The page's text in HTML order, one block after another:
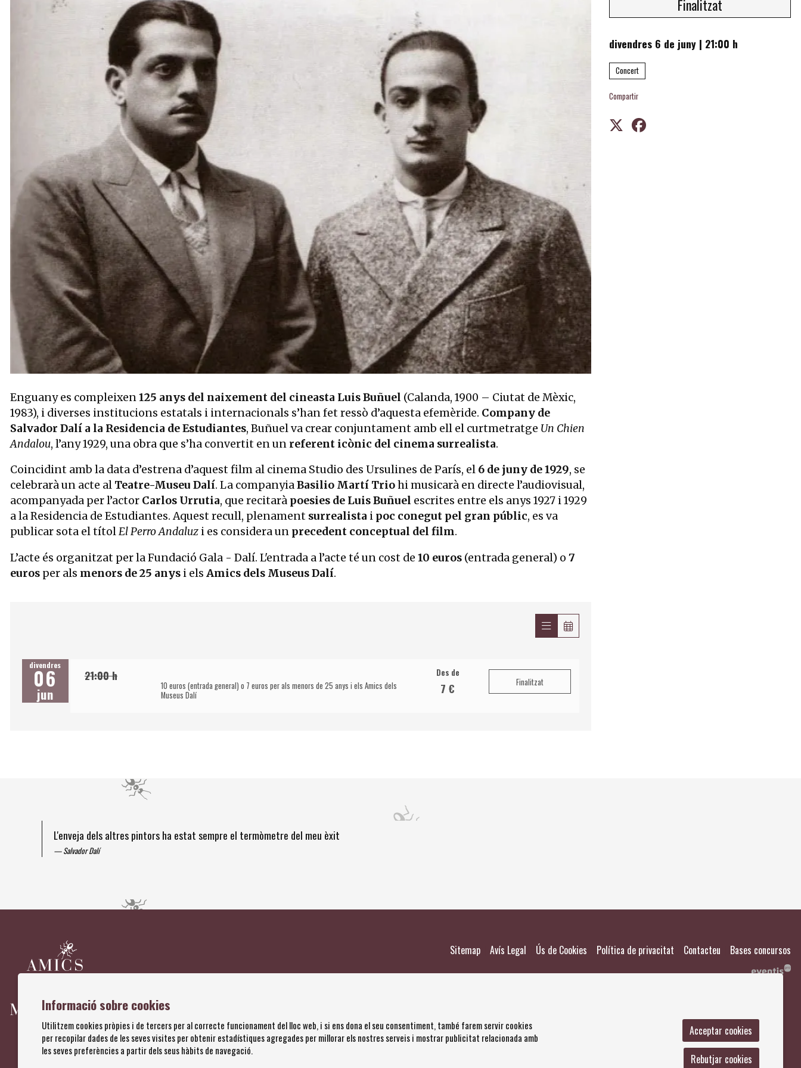
Finalitzat
divendres 6 de juny | 21:00 h
Concert
Compartir
Enguany es compleixen125 anys del naixement del cineasta Luis Buñuel (Calanda, 1900 – Ciutat de Mèxic,
1983), i diverses institucions estatals i internacionals s’han fet ressò d’aquesta efemèride. Company de
Salvador Dalí a la Residencia de Estudiantes, Buñuel va crear conjuntament amb ell el curtmetratge Un Chien
Andalou, l’any 1929, una obra que s’ha convertit en un referent icònic del cinema surrealista.
Coincidint amb la data d’estrena d’aquest film al cinema Studio des Ursulines de París, el 6 de juny de 1929, se
celebrarà un acte al Teatre-Museu Dalí. La companyiaBasilio Martí Triohi musicarà en directe l’audiovisual,
acompanyada per l’actor Carlos Urrutia, que recitarà poesies de Luis Buñuel escrites entre els anys 1927 i 1929
a la Residencia de Estudiantes. Aquest recull, plenament surrealista i poc conegut pel gran públic, es va
publicar sota el títolEl Perro Andaluz i es considera un precedent conceptual del film.
L’acte és organitzat per la Fundació Gala - Dalí. L'entrada a l’acte té un cost de 10 euros (entrada general) o 7
euros per als menors de 25 anys i els Amics dels Museus Dalí.
divendres
06
jun
21:00 h
10 euros (entrada general) o 7 euros per als menors de 25 anys i els Amics dels
Museus Dalí
Des de
7 € Finalitzat
L'enveja dels altres pintors ha estat sempre el termòmetre del meu èxit
Salvador Dalí
Sitemap Avís Legal Ús de Cookies Política de privacitat Contacteu Bases concursos
Informació sobre cookies
Utilitzem cookies pròpies i de tercers per al correcte funcionament del lloc web, i si ens dona el seu consentiment, també farem servir cookies
per recopilar dades de les seves visites per obtenir estadístiques agregades per millorar els nostres serveis i mostrar publicitat relacionada amb
les seves preferències a partir dels seus hàbits de navegació.
Acceptar cookies
Rebutjar cookies